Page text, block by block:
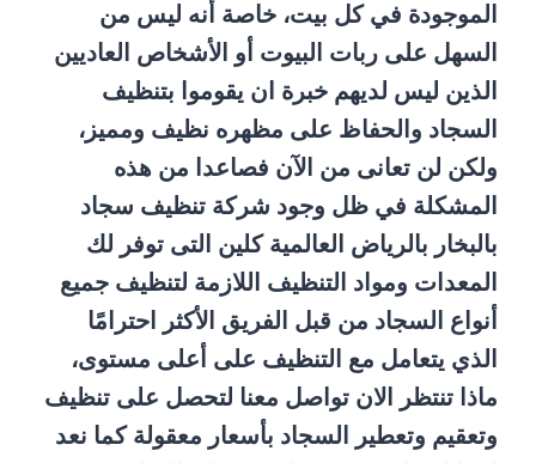
الموجودة في كل بيت، خاصة أنه ليس من
السهل على ربات البيوت أو الأشخاص العاديين
الذين ليس لديهم خبرة ان يقوموا بتنظيف
السجاد والحفاظ على مظهره نظيف ومميز،
ولكن لن تعانى من الآن فصاعدا من هذه
المشكلة في ظل وجود شركة تنظيف سجاد
بالبخار بالرياض العالمية كلين التى توفر لك
المعدات ومواد التنظيف اللازمة لتنظيف جميع
أنواع السجاد من قبل الفريق الأكثر احترامًا
الذي يتعامل مع التنظيف على أعلى مستوى،
ماذا تنتظر الان تواصل معنا لتحصل على تنظيف
وتعقيم وتعطير السجاد بأسعار معقولة كما نعد